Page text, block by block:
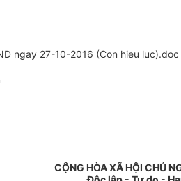
ngay 27-10-2016 (Con hieu luc).doc
CỘNG HÒA XÃ HỘI CHỦ